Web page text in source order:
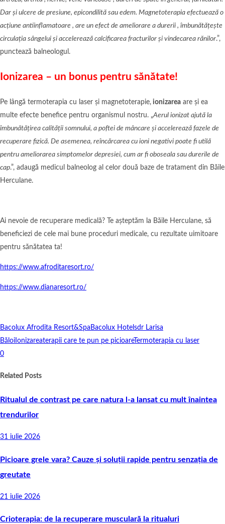
Dar și ulcere de presiune, epicondilită sau edem. Magnetoterapia efectuează o
acțiune antiinflamatoare , are un efect de ameliorare a durerii , îmbunătățește
circulația sângelui și accelerează calcificarea fracturilor și vindecarea rănilor.”,
punctează balneologul.
Ionizarea – un bonus pentru sănătate!
Pe lângă termoterapia cu laser și magnetoterapie, ionizarea are și ea
multe efecte benefice pentru organismul nostru. „Aerul ionizat ajută la
îmbunătățirea calității somnului, a poftei de mâncare și accelerează fazele de
recuperare fizică. De asemenea, reîncărcarea cu ioni negativi poate fi utilă
pentru ameliorarea simptomelor depresiei, cum ar fi oboseala sau durerile de
cap.”, adaugă medicul balneolog al celor două baze de tratament din Băile
Herculane.
Ai nevoie de recuperare medicală? Te așteptăm la Băile Herculane, să
beneficiezi de cele mai bune proceduri medicale, cu rezultate uimitoare
pentru sănătatea ta!
https://www.afroditaresort.ro/
https://www.dianaresort.ro/
Bacolux Afrodita Resort&Spa Bacolux Hotelsdr Larisa
Băloi Ionizareaterapii care te pun pe picioareTermoterapia cu laser
0
Related Posts
Ritualul de contrast pe care natura l-a lansat cu mult înaintea
trendurilor
31 iulie 2026
Picioare grele vara? Cauze și soluții rapide pentru senzația de
greutate
21 iulie 2026
Crioterapia: de la recuperare musculară la ritualuri